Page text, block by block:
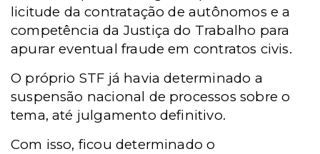
licitude da contratação de autônomos e a
competência da Justiça do Trabalho para
apurar eventual fraude em contratos civis.
O próprio STF já havia determinado a
suspensão nacional de processos sobre o
tema, até julgamento definitivo.
Com isso, ficou determinado o